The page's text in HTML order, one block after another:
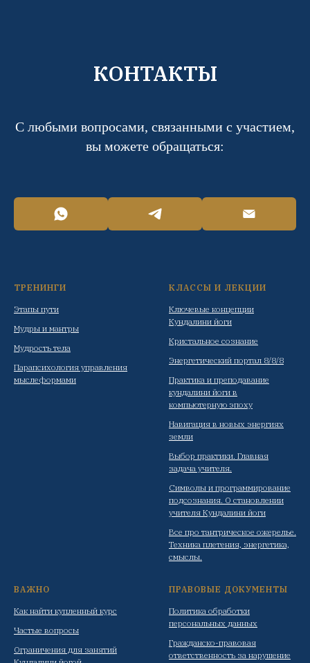
КОНТАКТЫ
С любыми вопросами, связанными с участием,
вы можете обращаться:
ТРЕНИНГИ
Этапы пути
Мудры и мантры
Мудрость тела
Парапсихология управления
мыслеформами
КЛАССЫ И ЛЕКЦИИ
Ключевые концепции
Кундалини йоги
Кристальное сознание
Энергетический портал 8/8/8
Практика и преподавание
кундалини йоги в
компьютерную эпоху
Навигация в новых энергиях
земли
Выбор практики. Главная
задача учителя.
Символы и программирование
подсознания. О становлении
учителя Кундалини йоги
Все про тантрическое ожерелье.
Техника плетения, энергетика,
смыслы.
ВАЖНО
Как найти купленный курс
Частые вопросы
Ограничения для занятий
ПРАВОВЫЕ ДОКУМЕНТЫ
Политика обработки
персональных данных
Гражданско-правовая
ответственность за нарушение